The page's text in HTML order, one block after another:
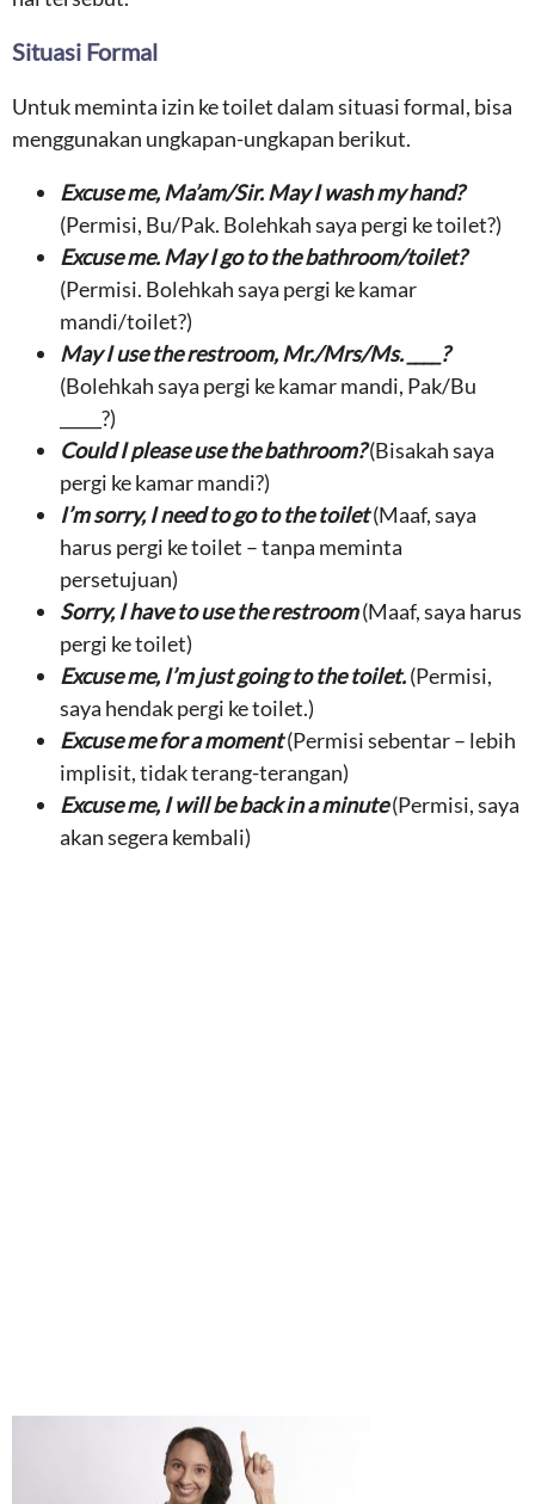
Situasi Formal
Untuk meminta izin ke toilet dalam situasi formal, bisa
menggunakan ungkapan-ungkapan berikut.
Excuse me,Ma’am/Sir. May I wash my hand?
(Permisi, Bu/Pak. Bolehkah saya pergi ke toilet?)
Excuse me. May I go to the bathroom/toilet?
(Permisi. Bolehkah saya pergi ke kamar
mandi/toilet?)
May I use the restroom, Mr./Mrs/Ms. ____?
(Bolehkah saya pergi ke kamar mandi, Pak/Bu
_____?)
Could I please use the bathroom?(Bisakah saya
pergi ke kamar mandi?)
I’m sorry, I need to go to the toilet(Maaf, saya
harus pergi ke toilet – tanpa meminta
persetujuan)
Sorry, I have to use the restroom(Maaf, saya harus
pergi ke toilet)
Excuse me, I’m just going to the toilet.(Permisi,
saya hendak pergi ke toilet.)
Excuse me for a moment(Permisi sebentar – lebih
implisit, tidak terang-terangan)
Excuse me, I will be back in a minute(Permisi, saya
akan segera kembali)